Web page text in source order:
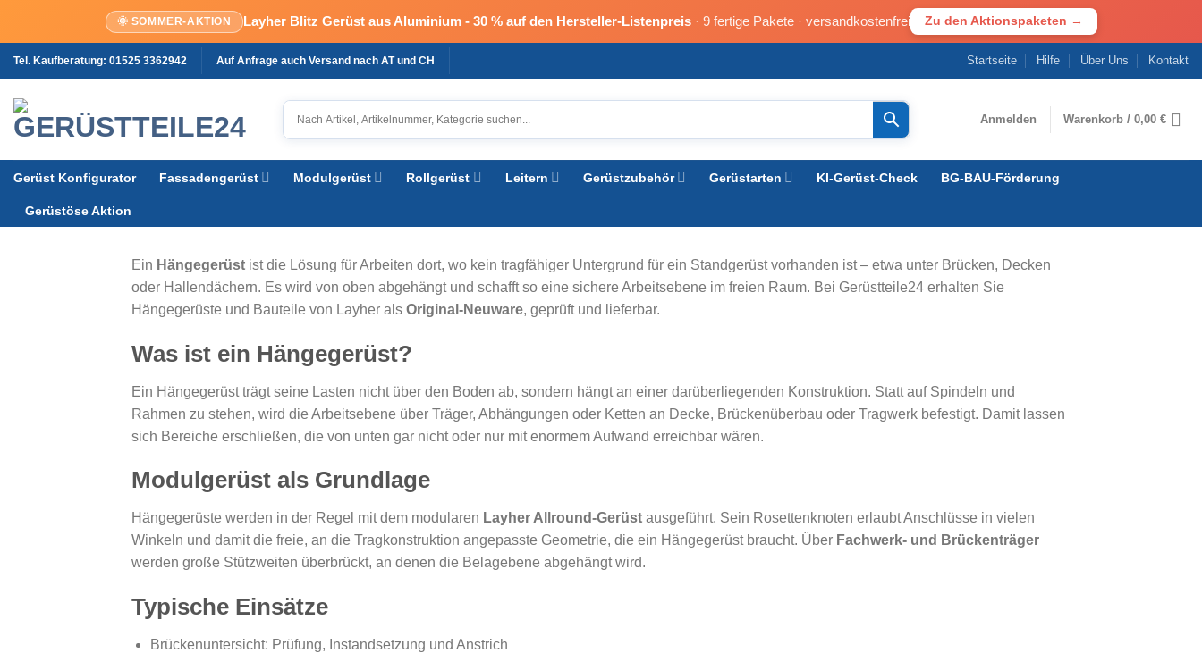
🌞 SOMMER-AKTION Layher Blitz Gerüst aus Aluminium - 30 % auf den Hersteller-Listenpreis· 9 fertige Pakete · versandkostenfrei Zu den Aktionspaketen →
Zum
Inhalt
springen
Tel. Kaufberatung: 01525 3362942 Auf Anfrage auch Versand nach AT und CH Startseite Hilfe Über Uns Kontakt
Anmelden Warenkorb / 0,00 €
Gerüst Konfigurator Fassadengerüst Modulgerüst Rollgerüst Leitern Gerüstzubehör Gerüstarten KI-Gerüst-Check BG-BAU-Förderung
Gerüstöse Aktion
Ein Hängegerüst ist die Lösung für Arbeiten dort, wo kein tragfähiger Untergrund für ein Standgerüst vorhanden ist – etwa unter Brücken, Decken
oder Hallendächern. Es wird von oben abgehängt und schafft so eine sichere Arbeitsebene im freien Raum. Bei Gerüstteile24 erhalten Sie
Hängegerüste und Bauteile von Layher als Original-Neuware, geprüft und lieferbar.
Was ist ein Hängegerüst?
Ein Hängegerüst trägt seine Lasten nicht über den Boden ab, sondern hängt an einer darüberliegenden Konstruktion. Statt auf Spindeln und
Rahmen zu stehen, wird die Arbeitsebene über Träger, Abhängungen oder Ketten an Decke, Brückenüberbau oder Tragwerk befestigt. Damit lassen
sich Bereiche erschließen, die von unten gar nicht oder nur mit enormem Aufwand erreichbar wären.
Modulgerüst als Grundlage
Hängegerüste werden in der Regel mit dem modularen Layher Allround-Gerüst ausgeführt. Sein Rosettenknoten erlaubt Anschlüsse in vielen
Winkeln und damit die freie, an die Tragkonstruktion angepasste Geometrie, die ein Hängegerüst braucht. Über Fachwerk- und Brückenträger
werden große Stützweiten überbrückt, an denen die Belagebene abgehängt wird.
Typische Einsätze
Brückenuntersicht: Prüfung, Instandsetzung und Anstrich